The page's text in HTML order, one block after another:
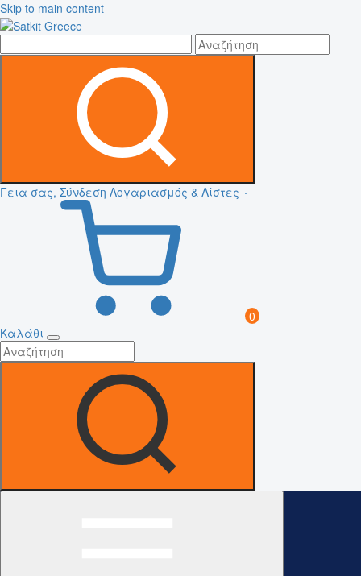
Skip to main content
Γεια σας, Σύνδεση Λογαριασμός & Λίστες
0
Καλάθι